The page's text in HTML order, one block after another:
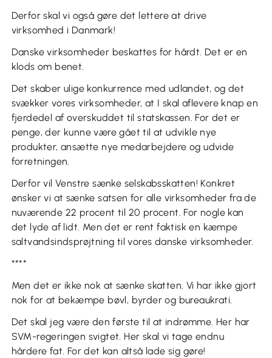
Derfor skal vi også gøre det lettere at drive
virksomhed i Danmark!
Danske virksomheder beskattes for hårdt. Det er en
klods om benet.
Det skaber ulige konkurrence med udlandet, og det
svækker vores virksomheder, at I skal aflevere knap en
fjerdedel af overskuddet til statskassen. For det er
penge, der kunne være gået til at udvikle nye
produkter, ansætte nye medarbejdere og udvide
forretningen.
Derfor vil Venstre sænke selskabsskatten! Konkret
ønsker vi at sænke satsen for alle virksomheder fra de
nuværende 22 procent til 20 procent. For nogle kan
det lyde af lidt. Men det er rent faktisk en kæmpe
saltvandsindsprøjtning til vores danske virksomheder.
****
Men det er ikke nok at sænke skatten. Vi har ikke gjort
nok for at bekæmpe bøvl, byrder og bureaukrati.
Det skal jeg være den første til at indrømme. Her har
SVM-regeringen svigtet. Her skal vi tage endnu
hårdere fat. For det kan altså lade sig gøre!